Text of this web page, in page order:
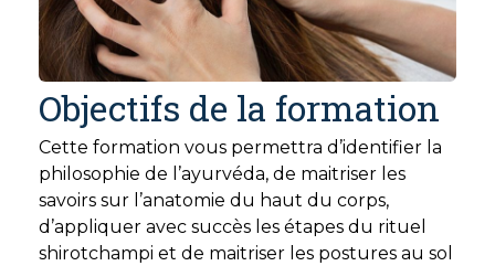
Objectifs de la formation
Cette formation vous permettra d’identifier la
philosophie de l’ayurvéda, de maitriser les
savoirs sur l’anatomie du haut du corps,
d’appliquer avec succès les étapes du rituel
shirotchampi et de maitriser les postures au sol